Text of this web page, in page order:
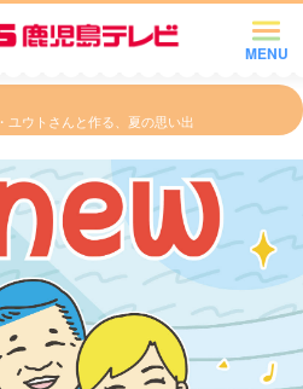
MENU
ユウトさんと作る、夏の思い出